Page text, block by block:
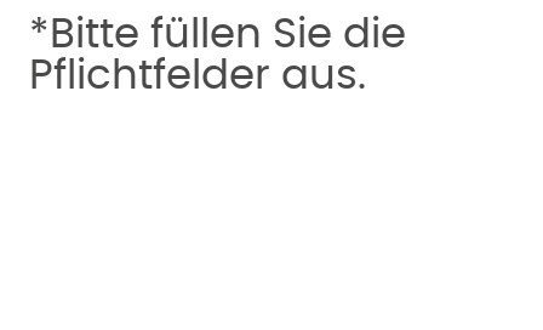
*Bitte füllen Sie die
Pflichtfelder aus.